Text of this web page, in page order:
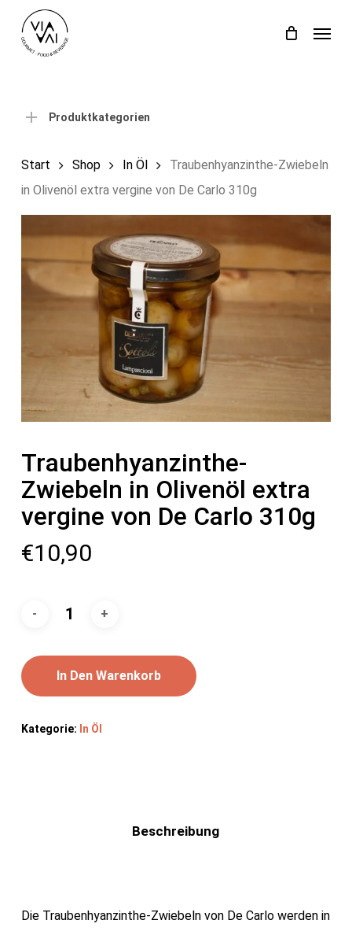
Einkaufswagen Close
Produktkategorien
Start Shop In Öl
Traubenhyanzinthe-Zwiebeln
in Olivenöl extra vergine von De Carlo 310g
Traubenhyanzinthe-
Zwiebeln in Olivenöl extra
vergine von De Carlo 310g
€10,90
In Den Warenkorb
Kategorie: In Öl
Beschreibung
Die Traubenhyanzinthe-Zwiebeln von De Carlo werden in